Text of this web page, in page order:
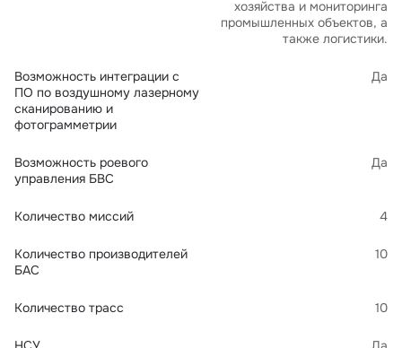
хозяйства и мониторинга
промышленных объектов, а
также логистики.
Возможность интеграции с
ПО по воздушному лазерному
сканированию и
фотограмметрии
Да
Возможность роевого
управления БВС
Да
Количество миссий 4
Количество производителей
БАС
10
Количество трасс 10